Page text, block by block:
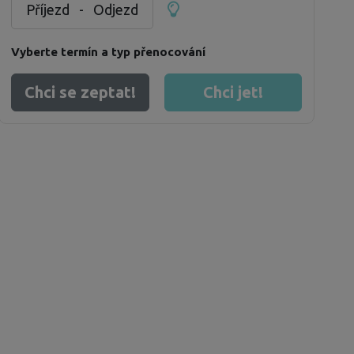
Příjezd - Odjezd
Vyberte termín a typ přenocování
Chci se zeptat! Chci jet!